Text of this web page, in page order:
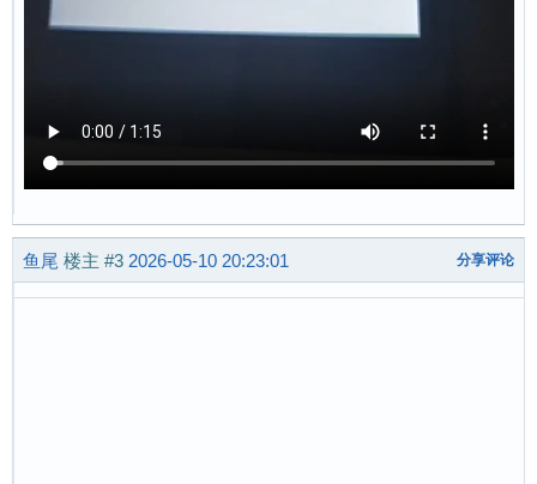
鱼尾 楼主 #3 2026-05-10 20:23:01 分享评论